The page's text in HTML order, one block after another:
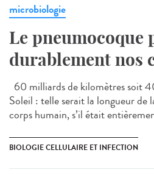
microbiologie
Le pneumocoque
durablement nos
60 milliards de kilomètres soit
Soleil : telle serait la longueur de
corps humain, s’il était
BIOLOGIE CELLULAIRE ET INFECTION